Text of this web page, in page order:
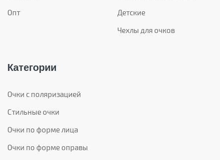
Опт
Детские
Чехлы для очков
Категории
Очки с поляризацией
Стильные очки
Очки по форме лица
Очки по форме оправы